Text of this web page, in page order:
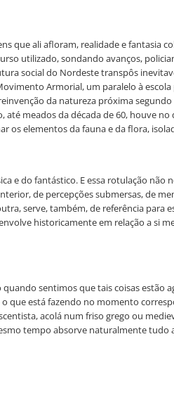
que ali afloram, realidade e fantasia
utilizado, sondando avanços,
social do Nordeste transpôs
Armorial, um paralelo à
da natureza próxima
meados da década de 60, houve no
os elementos da fauna e da flora,
e do fantástico. E essa rotulação não
de percepções submersas, de
serve, também, de referência para
historicamente em relação a si
sentimos que tais coisas estão
que está fazendo no momento
acolá num friso grego ou
tempo absorve naturalmente tudo